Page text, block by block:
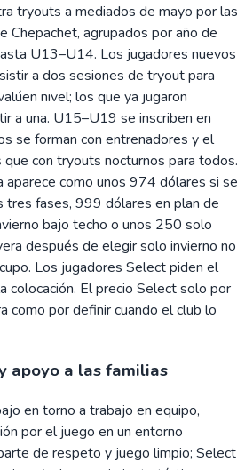
tryouts a mediados de mayo por las
Chepachet, agrupados por año de
U13–U14. Los jugadores nuevos
a dos sesiones de tryout para
nivel; los que ya jugaron
a una. U15–U19 se inscriben en
se forman con entrenadores y el
con tryouts nocturnos para todos.
aparece como unos 974 dólares si se
tres fases, 999 dólares en plan de
bajo techo o unos 250 solo
después de elegir solo invierno no
Los jugadores Select piden el
colocación. El precio Select solo por
como por definir cuando el club lo
apoyo a las familias
en torno a trabajo en equipo,
por el juego en un entorno
de respeto y juego limpio; Select